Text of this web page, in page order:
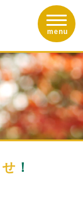
京都前撮りロケーシ
toggle
menu
せ ！